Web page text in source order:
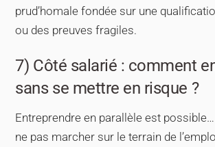
prud’homale fondée sur une
ou des preuves fragiles.
7) Côté salarié : comment
sans se mettre en risque ?
Entreprendre en parallèle est
ne pas marcher sur le terrain de